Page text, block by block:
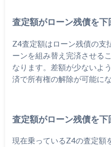
査定額がローン残債を下
Z4査定額はローン残債の支
ーンを組み替え完済させる
なります。差額が少ないよ
済で所有権の解除が可能にな
査定額がローン残債を下
現在乗っているZ4の査定額